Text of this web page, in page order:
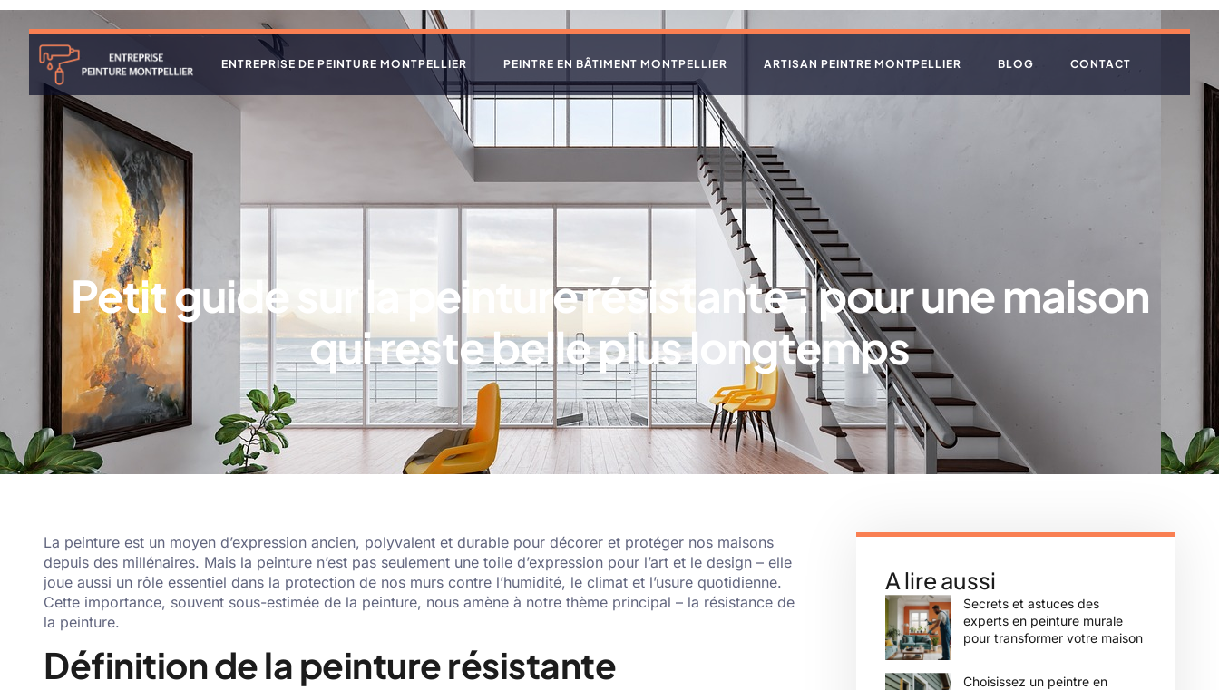
ENTREPRISE DE PEINTURE MONTPELLIER PEINTRE EN BÂTIMENT MONTPELLIER ARTISAN PEINTRE MONTPELLIER BLOG CONTACT
Petit guide sur la peinture résistante : pour une maison
qui reste belle plus longtemps
La peinture est un moyen d’expression ancien, polyvalent et durable pour décorer et protéger nos maisons
depuis des millénaires. Mais la peinture n’est pas seulement une toile d’expression pour l’art et le design – elle
joue aussi un rôle essentiel dans la protection de nos murs contre l’humidité, le climat et l’usure quotidienne.
Cette importance, souvent sous-estimée de la peinture, nous amène à notre thème principal – la résistance de
la peinture.
Définition de la peinture résistante
A lire aussi
Secrets et astuces des
experts en peinture murale
pour transformer votre maison
Choisissez un peintre en